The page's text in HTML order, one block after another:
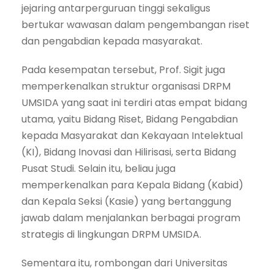
jejaring antarperguruan tinggi sekaligus
bertukar wawasan dalam pengembangan riset
dan pengabdian kepada masyarakat.
Pada kesempatan tersebut, Prof. Sigit juga
memperkenalkan struktur organisasi DRPM
UMSIDA yang saat ini terdiri atas empat bidang
utama, yaitu Bidang Riset, Bidang Pengabdian
kepada Masyarakat dan Kekayaan Intelektual
(KI), Bidang Inovasi dan Hilirisasi, serta Bidang
Pusat Studi. Selain itu, beliau juga
memperkenalkan para Kepala Bidang (Kabid)
dan Kepala Seksi (Kasie) yang bertanggung
jawab dalam menjalankan berbagai program
strategis di lingkungan DRPM UMSIDA.
Sementara itu, rombongan dari Universitas